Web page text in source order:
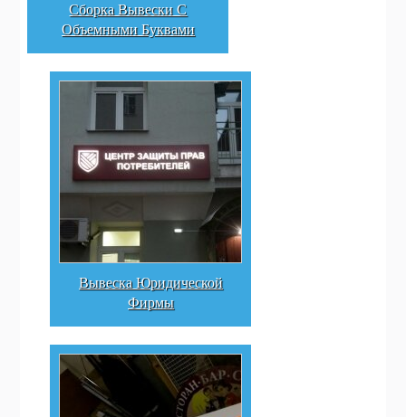
Сборка Вывески С
Объемными Буквами
Вывеска Юридической
Фирмы